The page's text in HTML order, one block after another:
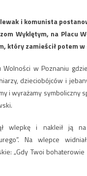
i komunista
Wyklętym, na Placu
który zamieścił potem w
Wolności w Poznaniu
dzieciobójców i
i wyrażamy symboliczny
wlepkę i nakleił ją na
Na wlepce
„Gdy Twoi